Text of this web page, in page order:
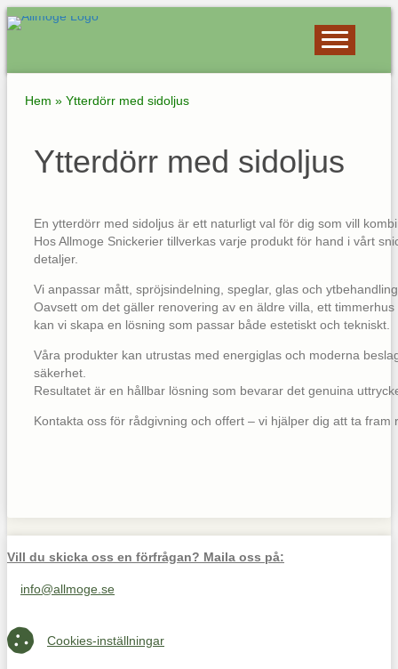
Hem » Ytterdörr med sidoljus
Ytterdörr med sidoljus
En ytterdörr med sidoljus är ett naturligt val för dig som vill
Hos Allmoge Snickerier tillverkas varje produkt för hand i vårt
detaljer.
Vi anpassar mått, spröjsindelning, speglar, glas och
Oavsett om det gäller renovering av en äldre villa, ett
kan vi skapa en lösning som passar både estetiskt och tekniskt.
Våra produkter kan utrustas med energiglas och moderna
säkerhet.
Resultatet är en hållbar lösning som bevarar det genuina
Kontakta oss för rådgivning och offert – vi hjälper dig att ta fram
Vill du skicka oss en förfrågan? Maila oss på:
Maila oss på info@allmoge.se
info@allmoge.se
Cookies-inställningar
Cookies-inställningar